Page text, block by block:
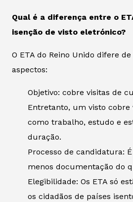
Qual é a diferença entre o
isenção de visto eletrónico?
O ETA do Reino Unido difere
aspectos:
Objetivo: cobre visitas de
Entretanto, um visto cobre
como trabalho, estudo e
duração.
Processo de candidatura:
menos documentação do
Elegibilidade: Os ETA só
os cidadãos de países